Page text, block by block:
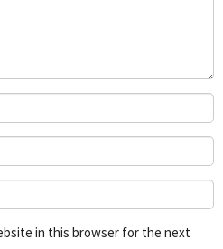
in this browser for the next